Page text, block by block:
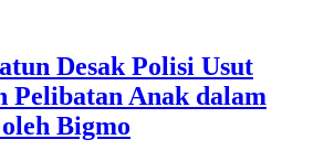
Desak Polisi Usut
Pelibatan Anak dalam
Bigmo